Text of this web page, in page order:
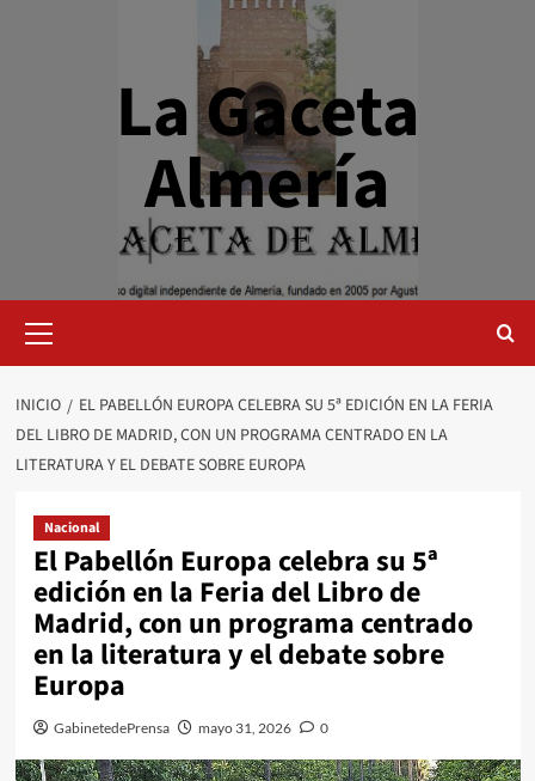
La Gaceta
Almería
primario
INICIO
EL PABELLÓN EUROPA CELEBRA SU 5ª EDICIÓN EN LA FERIA
DEL LIBRO DE MADRID, CON UN PROGRAMA CENTRADO EN LA
LITERATURA Y EL DEBATE SOBRE EUROPA
Nacional
El Pabellón Europa celebra su 5ª
edición en la Feria del Libro de
Madrid, con un programa centrado
en la literatura y el debate sobre
Europa
GabinetedePrensa mayo 31, 2026 0